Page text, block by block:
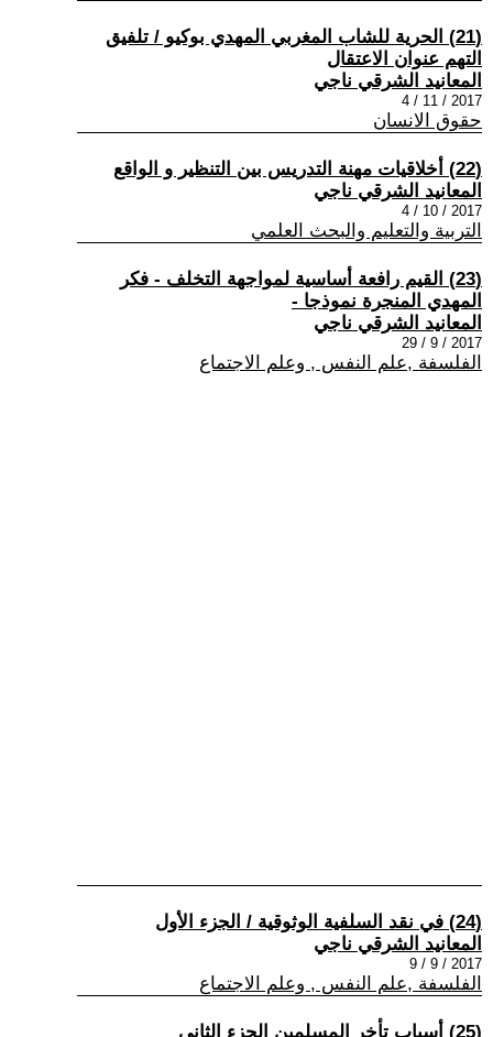
(21) الحرية للشاب المغربي المهدي بوكيو / تلفيق
التهم عنوان الاعتقال
المعانيد الشرقي ناجي
2017 / 11 / 4
حقوق الانسان
(22) أخلاقيات مهنة التدريس بين التنظير و الواقع
المعانيد الشرقي ناجي
2017 / 10 / 4
التربية والتعليم والبحث العلمي
(23) القيم رافعة أساسية لمواجهة التخلف - فكر
المهدي المنجرة نموذجا -
المعانيد الشرقي ناجي
2017 / 9 / 29
الفلسفة ,علم النفس , وعلم الاجتماع
(24) في نقد السلفية الوثوقية / الجزء الأول
المعانيد الشرقي ناجي
2017 / 9 / 9
الفلسفة ,علم النفس , وعلم الاجتماع
(25) أسباب تأخر المسلمين الجزء الثاني